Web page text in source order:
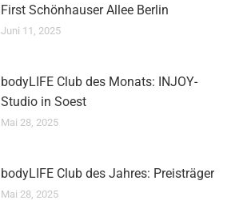
First Schönhauser Allee Berlin
Juni 11, 2025
bodyLIFE Club des Monats: INJOY-
Studio in Soest
Mai 28, 2025
bodyLIFE Club des Jahres: Preisträger
Mai 28, 2025